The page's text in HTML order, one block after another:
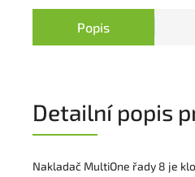
Popis
Detailní popis
Nakladač MultiOne řady 8 je